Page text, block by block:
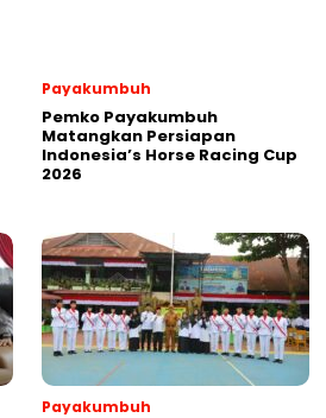
Payakumbuh
Pemko Payakumbuh
Matangkan Persiapan
Indonesia’s Horse Racing Cup
2026
Payakumbuh